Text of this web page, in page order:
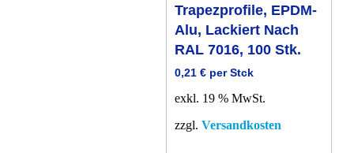
Trapezprofile, EPDM-
Alu, Lackiert Nach
RAL 7016, 100 Stk.
0,21 € per Stck
exkl. 19 % MwSt.
zzgl. Versandkosten